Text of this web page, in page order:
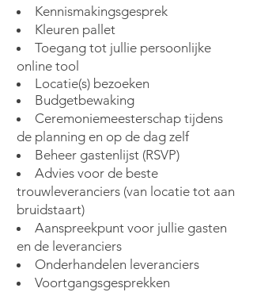
Kennismakingsgesprek
Kleuren pallet
Toegang tot jullie persoonlijke
online tool
Locatie(s) bezoeken
Budgetbewaking
Ceremoniemeesterschap tijdens
de planning en op de dag zelf
Beheer gastenlijst (RSVP)
Advies voor de beste
trouwleveranciers (van locatie tot aan
bruidstaart)
Aanspreekpunt voor jullie gasten
en de leveranciers
Onderhandelen leveranciers
Voortgangsgesprekken